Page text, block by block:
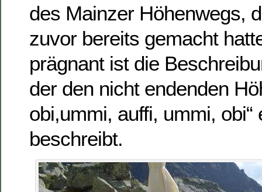
des Mainzer Höhenwegs,
zuvor bereits gemacht
prägnant ist die
der den nicht endenden
obi,ummi, auffi, ummi, obi“
beschreibt.